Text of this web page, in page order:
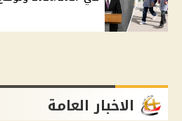
الاخبار العامة